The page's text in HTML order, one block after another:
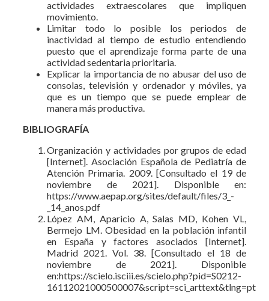
actividades extraescolares que impliquen
movimiento.
Limitar todo lo posible los periodos de
inactividad al tiempo de estudio entendiendo
puesto que el aprendizaje forma parte de una
actividad sedentaria prioritaria.
Explicar la importancia de no abusar del uso de
consolas, televisión y ordenador y móviles, ya
que es un tiempo que se puede emplear de
manera más productiva.
BIBLIOGRAFÍA
Organización y actividades por grupos de edad
[Internet]. Asociación Española de Pediatría de
Atención Primaria. 2009. [Consultado el 19 de
noviembre de 2021]. Disponible en:
https://www.aepap.org/sites/default/files/3_-
_14_anos.pdf
López AM, Aparicio A, Salas MD, Kohen VL,
Bermejo LM. Obesidad en la población infantil
en España y factores asociados [Internet].
Madrid 2021. Vol. 38. [Consultado el 18 de
noviembre de 2021]. Disponible
en:https://scielo.isciii.es/scielo.php?pid=S0212-
16112021000500007&script=sci_arttext&tlng=pt